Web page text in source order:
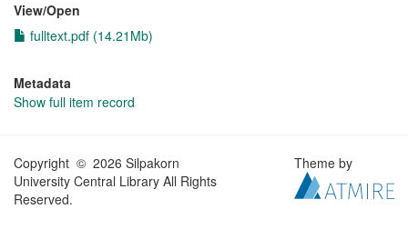
View/Open
fulltext.pdf (14.21Mb)
Metadata
Show full item record
Copyright © 2026 Silpakorn
University Central Library All Rights
Reserved.
Theme by